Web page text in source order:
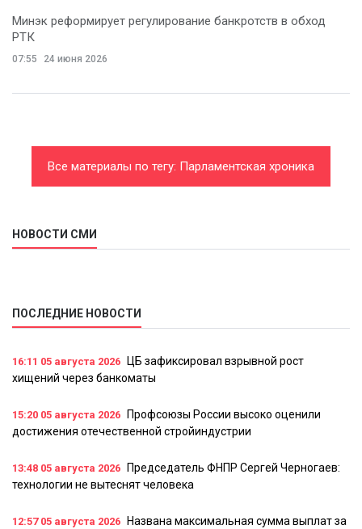
Минэк реформирует регулирование банкротств в обход
РТК
07:55 24 июня 2026
Все материалы по тегу: Парламентская хроника
НОВОСТИ СМИ
ПОСЛЕДНИЕ НОВОСТИ
16:11 05 августа 2026
ЦБ зафиксировал взрывной рост
хищений через банкоматы
15:20 05 августа 2026
Профсоюзы России высоко оценили
достижения отечественной стройиндустрии
13:48 05 августа 2026
Председатель ФНПР Сергей Черногаев:
технологии не вытеснят человека
12:5705 августа 2026
Названа максимальная сумма выплат за